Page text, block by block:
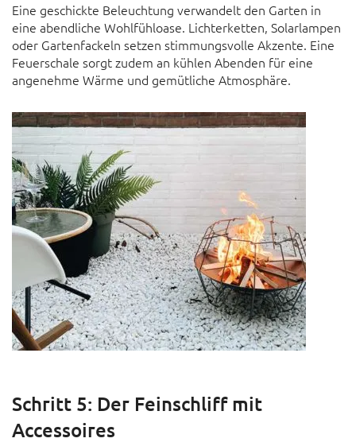
Eine geschickte Beleuchtung verwandelt den Garten in
eine abendliche Wohlfühloase. Lichterketten, Solarlampen
oder Gartenfackeln setzen stimmungsvolle Akzente. Eine
Feuerschale sorgt zudem an kühlen Abenden für eine
angenehme Wärme und gemütliche Atmosphäre.
Schritt 5: Der Feinschliff mit
Accessoires